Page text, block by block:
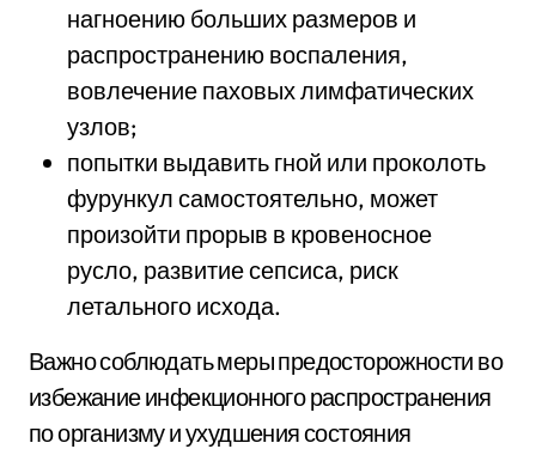
нагноению больших размеров и
распространению воспаления,
вовлечение паховых лимфатических
узлов;
попытки выдавить гной или проколоть
фурункул самостоятельно, может
произойти прорыв в кровеносное
русло, развитие сепсиса, риск
летального исхода.
Важно соблюдать меры предосторожности во
избежание инфекционного распространения
по организму и ухудшения состояния